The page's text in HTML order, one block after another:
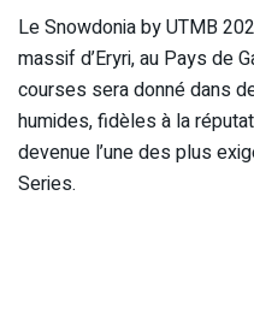
Le Snowdonia by UTMB
massif d’Eryri, au Pays de
courses sera donné dans
humides, fidèles à la
devenue l’une des plus
Series.